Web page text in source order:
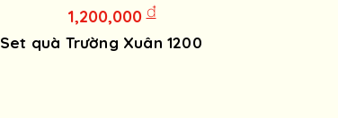
1,200,000 đ
Set quà Trường Xuân 1200